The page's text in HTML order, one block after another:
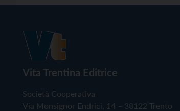
Vita Trentina Editrice
Società Cooperativa
Via Monsignor Endrici, 14 – 38122 Trento